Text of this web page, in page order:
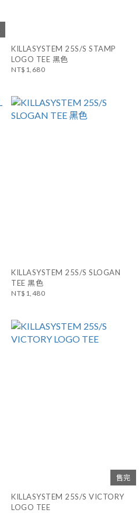
KILLASYSTEM 25S/S STAMP
LOGO TEE 黑色
NT$1,680
KILLASYSTEM 25S/S SLOGAN
TEE 黑色
NT$1,480
售完
KILLASYSTEM 25S/S VICTORY
LOGO TEE